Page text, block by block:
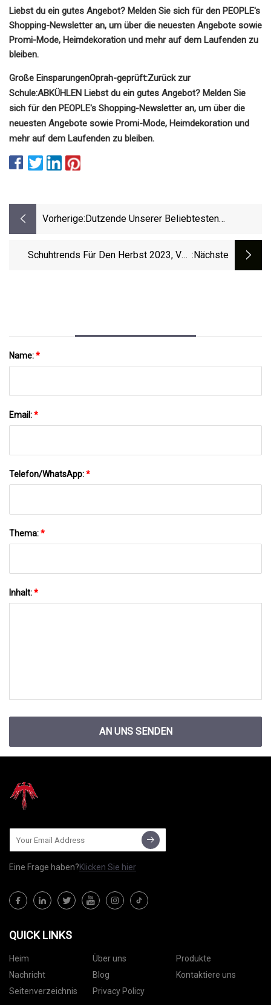
Liebst du ein gutes Angebot? Melden Sie sich für den PEOPLE's
Shopping-Newsletter an, um über die neuesten Angebote sowie
Promi-Mode, Heimdekoration und mehr auf dem Laufenden zu
bleiben.
Große EinsparungenOprah-geprüft:Zurück zur
Schule:ABKÜHLEN Liebst du ein gutes Angebot? Melden Sie
sich für den PEOPLE's Shopping-Newsletter an, um über die
neuesten Angebote sowie Promi-Mode, Heimdekoration und
mehr auf dem Laufenden zu bleiben.
Vorherige: Dutzende Unserer Beliebtesten
Bei Amazon Im Angebot
Schuhtrends Für Den Herbst 2023, Von :nächste
Name:*
Email:*
Telefon/WhatsApp:*
Thema:*
Inhalt:*
AN UNS SENDEN
Eine Frage haben?Klicken Sie hier
QUICK LINKS
Heim Über uns
Produkte
Nachricht
Blog
Kontaktiere uns
Seitenverzeichnis
Privacy Policy